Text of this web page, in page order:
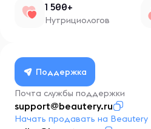
1 500+
Нутрициологов
Поддержка
Почта службы поддержки
support@beautery.ru
Начать продавать на Beautery